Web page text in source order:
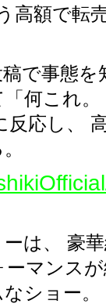
高額で転
で事態を
何これ
応し、
は、 豪
マンス
ショー。